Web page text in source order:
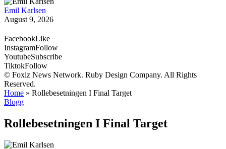
Emil Karlsen
August 9, 2026
FacebookLike
InstagramFollow
YoutubeSubscribe
TiktokFollow
© Foxiz News Network. Ruby Design Company. All Rights
Reserved.
Home » Rollebesetningen I Final Target
Blogg
Rollebesetningen I Final Target